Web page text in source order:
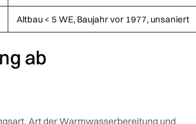
Altbau < 5 WE, Baujahr vor 1977, unsaniert
ab
Art der Warmwasserbereitung und